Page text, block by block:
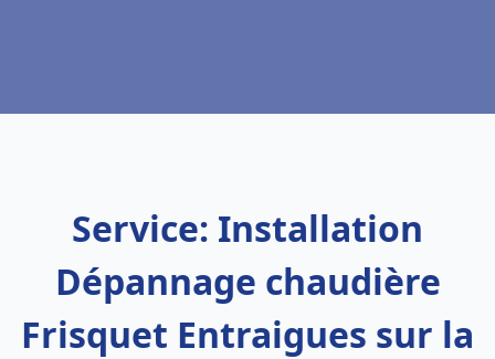
Service: Installation
Dépannage chaudière
Frisquet Entraigues sur la